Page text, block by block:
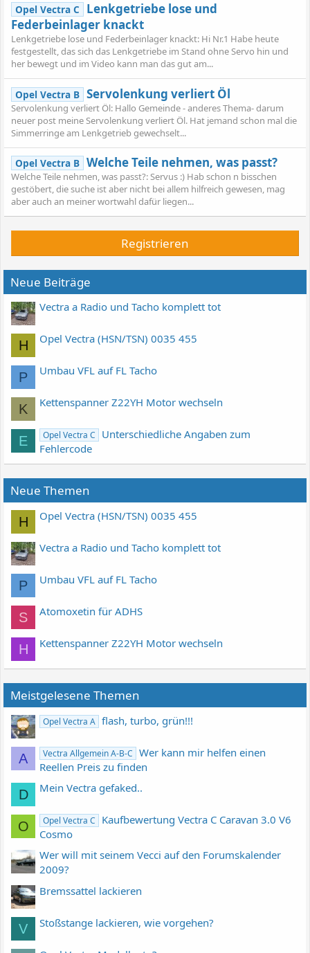
Opel Vectra C
Lenkgetriebe lose und
Federbeinlager knackt
Lenkgetriebe lose und Federbeinlager knackt: Hi Nr.1 Habe heute
festgestellt, das sich das Lenkgetriebe im Stand ohne Servo hin und
her bewegt und im Video kann man das gut am...
Opel Vectra B Servolenkung verliert Öl
Servolenkung verliert Öl: Hallo Gemeinde - anderes Thema- darum
neuer post meine Servolenkung verliert Öl. Hat jemand schon mal die
Simmerringe am Lenkgetrieb gewechselt...
Opel Vectra B Welche Teile nehmen, was passt?
Welche Teile nehmen, was passt?: Servus :) Hab schon n bisschen
gestöbert, die suche ist aber nicht bei allem hilfreich gewesen, mag
aber auch an meiner wortwahl dafür liegen...
Registrieren
Neue Beiträge
Vectra a Radio und Tacho komplett tot
H Opel Vectra (HSN/TSN) 0035 455
P Umbau VFL auf FL Tacho
K Kettenspanner Z22YH Motor wechseln
E Opel Vectra C
Unterschiedliche Angaben zum
Fehlercode
Neue Themen
H Opel Vectra (HSN/TSN) 0035 455
Vectra a Radio und Tacho komplett tot
P Umbau VFL auf FL Tacho
S Atomoxetin für ADHS
H Kettenspanner Z22YH Motor wechseln
Meistgelesene Themen
Opel Vectra A flash, turbo, grün!!!
A Vectra Allgemein A-B-C
Wer kann mir helfen einen
Reellen Preis zu finden
D Mein Vectra gefaked..
O Opel Vectra C
Kaufbewertung Vectra C Caravan 3.0 V6
Cosmo
Wer will mit seinem Vecci auf den Forumskalender
2009?
Bremssattel lackieren
V Stoßstange lackieren, wie vorgehen?